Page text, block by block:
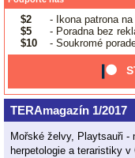
$2
- Ikona patrona na
$5
- Poradna bez
$10
- Soukromé
TERAmagazín 1/2017
Mořské želvy, Playtsauři -
herpetologie a teraristiky